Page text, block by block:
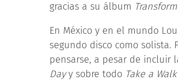
gracias a su álbum
En México y en el mundo
segundo disco como
pensarse, a pesar de incluir
Dayy sobre todo Take a